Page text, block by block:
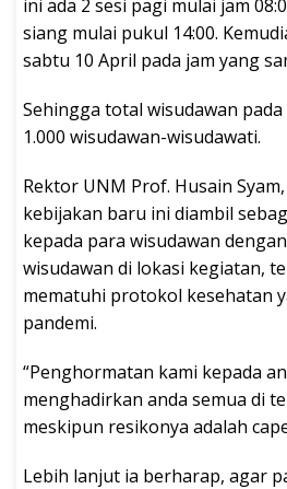
ini ada 2 sesi pagi mulai jam
siang mulai pukul 14:00.
sabtu 10 April pada jam yang
Sehingga total wisudawan
1.000 wisudawan-wisudawati.
Rektor UNM Prof. Husain
kebijakan baru ini diambil
kepada para wisudawan
wisudawan di lokasi kegiatan,
mematuhi protokol kesehatan
pandemi.
“Penghormatan kami kepada
menghadirkan anda semua di
meskipun resikonya adalah
Lebih lanjut ia berharap, agar